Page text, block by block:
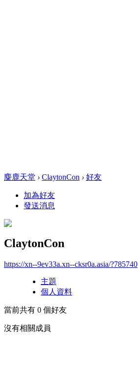
麋鹿天堂 › ClaytonCon › 好友
加為好友
發送消息
ClaytonCon
https://xn--9ev33a.xn--cksr0a.asia/?785740
主題
個人資料
當前共有 0 個好友
沒有相關成員